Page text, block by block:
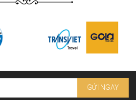
GỬI NGAY